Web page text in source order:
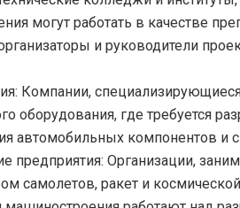
могут работать в качестве
и руководители
Компании,
оборудования, где требуется
автомобильных компонентов и
предприятия: Организации,
самолетов, ракет и